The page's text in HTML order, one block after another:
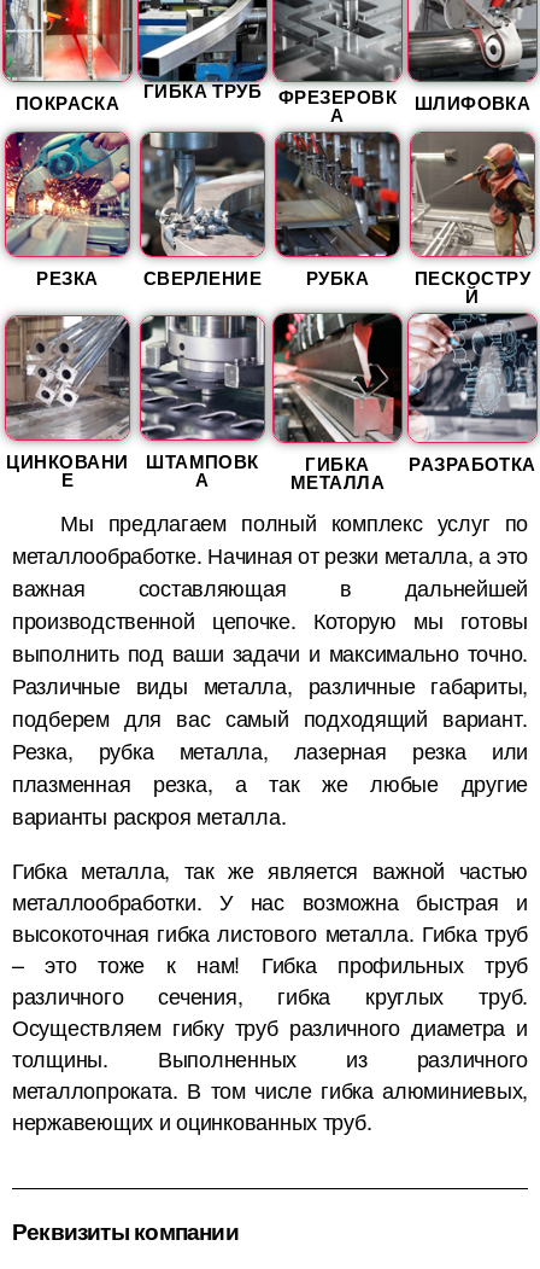
ПОКРАСКА ГИБКА ТРУБ ФРЕЗЕРОВК
А ШЛИФОВКА
РЕЗКА СВЕРЛЕНИЕ РУБКА ПЕСКОСТРУ
Й
ЦИНКОВАНИ
Е
ШТАМПОВК
А
ГИБКА
МЕТАЛЛА
РАЗРАБОТКА
Мы предлагаем полный комплекс услуг по
металлообработке. Начиная от резки металла, а это
важная составляющая в дальнейшей
производственной цепочке. Которую мы готовы
выполнить под ваши задачи и максимально точно.
Различные виды металла, различные габариты,
подберем для вас самый подходящий вариант.
Резка, рубка металла, лазерная резка или
плазменная резка, а так же любые другие
варианты раскроя металла.
Гибка металла, так же является важной частью
металлообработки. У нас возможна быстрая и
высокоточная гибка листового металла. Гибка труб
– это тоже к нам! Гибка профильных труб
различного сечения, гибка круглых труб.
Осуществляем гибку труб различного диаметра и
толщины. Выполненных из различного
металлопроката. В том числе гибка алюминиевых,
нержавеющих и оцинкованных труб.
Реквизиты компании